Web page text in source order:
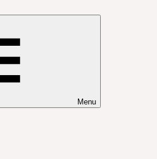
Menu